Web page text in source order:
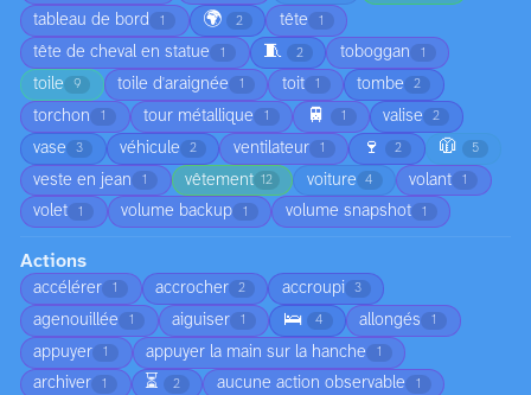
tableau de bord 1 🌍 2 tête 1
tête de cheval en statue 1 🧵 2 toboggan 1
toile 9 toile d'araignée 1 toit 1 tombe 2
torchon 1 tour métallique 1 🚆 1 valise 2
vase 3 véhicule 2 ventilateur 1 🍷 2 🧥 5
veste en jean 1 vêtement 12 voiture 4 volant 1
volet 1 volume backup 1 volume snapshot 1
Actions
accélérer 1 accrocher 2 accroupi 3
agenouillée 1 aiguiser 1 🛌 4 allongés 1
appuyer 1 appuyer la main sur la hanche 1
archiver 1 ⏳ 2 aucune action observable 1